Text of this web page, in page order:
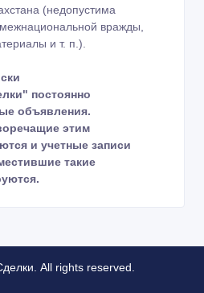
(недопустима
вражды,
и т. п.).
постоянно
объявления.
этим
и учетные записи
такие
All rights reserved.